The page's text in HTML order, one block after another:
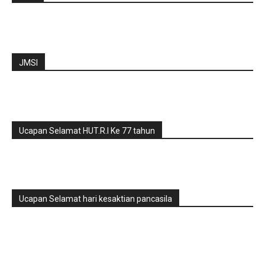
JMSI
Ucapan Selamat HUT.R.I Ke 77 tahun
Ucapan Selamat hari kesaktian pancasila